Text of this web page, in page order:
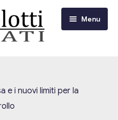
Menu
e i nuovi limiti per la